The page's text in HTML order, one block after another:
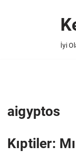
İyi
aigyptos
Kıptiler: